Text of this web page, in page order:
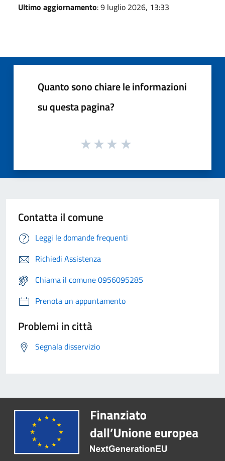
Ultimo aggiornamento: 9 luglio 2026, 13:33
Quanto sono chiare le informazioni
su questa pagina?
Contatta il comune
Leggi le domande frequenti
Richiedi Assistenza
Chiama il comune 0956095285
Prenota un appuntamento
Problemi in città
Segnala disservizio